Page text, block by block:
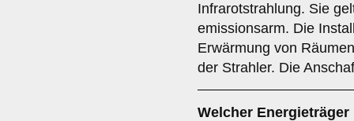
Infrarotstrahlung. Sie
emissionsarm. Die
Erwärmung von
der Strahler. Die
Welcher Energieträger